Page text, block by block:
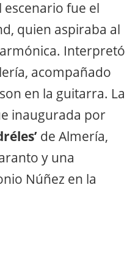
fue el
quien aspiraba al
armónica. Interpretó
acompañado
en la guitarra. La
inaugurada por
de Almería,
y una
Núñez en la